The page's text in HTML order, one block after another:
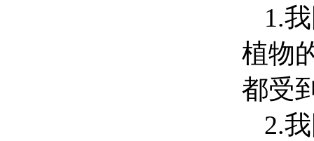
1.
植物
都受
2.